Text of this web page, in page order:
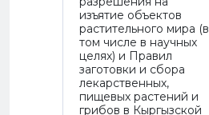
изъятие объектов
растительного мира (в
том числе в научных
целях) и Правил
заготовки и сбора
лекарственных,
пищевых растений и
грибов в Кыргызской